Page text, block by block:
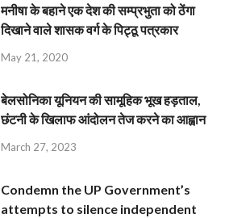
मनीषा के बहाने एक देश की सम्प्रभुता को ठेंगा
दिखाने वाले शासक वर्ग के पिट्ठू पत्रकार
May 21, 2020
बेलसोनिका यूनियन की सामूहिक भूख हड़ताल,
छंटनी के खिलाफ आंदोलन तेज करने का आह्वान
March 27, 2023
Condemn the UP Government’s
attempts to silence independent